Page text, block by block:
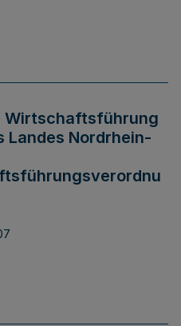
Wirtschaftsführung
Landes Nordrhein-